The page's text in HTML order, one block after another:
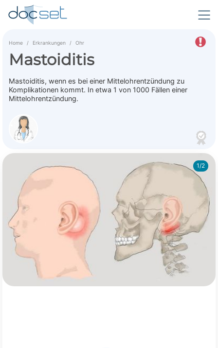
Home Erkrankungen Ohr
Mastoiditis
Mastoiditis, wenn es bei einer Mittelohrentzündung zu
Komplikationen kommt. In etwa 1 von 1000 Fällen einer
Mittelohrentzündung.
1/2